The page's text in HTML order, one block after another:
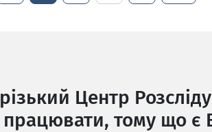
Центр
тому що є